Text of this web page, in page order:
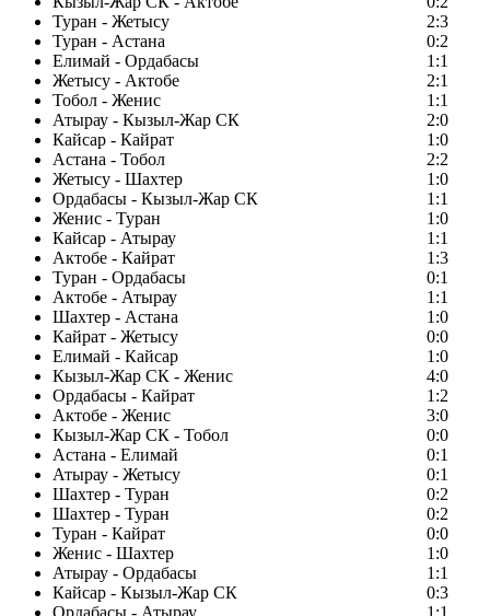
Туран - Жетысу
2:3
Туран - Астана
0:2
Елимай - Ордабасы
1:1
Жетысу - Актобе
2:1
Тобол - Женис
1:1
Атырау - Кызыл-Жар СК
2:0
Кайсар - Кайрат
1:0
Астана - Тобол
2:2
Жетысу - Шахтер
1:0
Ордабасы - Кызыл-Жар СК
1:1
Женис - Туран
1:0
Кайсар - Атырау
1:1
Актобе - Кайрат
1:3
Туран - Ордабасы
0:1
Актобе - Атырау
1:1
Шахтер - Астана
1:0
Кайрат - Жетысу
0:0
Елимай - Кайсар
1:0
Кызыл-Жар СК - Женис
4:0
Ордабасы - Кайрат
1:2
Актобе - Женис
3:0
Кызыл-Жар СК - Тобол
0:0
Астана - Елимай
0:1
Атырау - Жетысу
0:1
Шахтер - Туран
0:2
Шахтер - Туран
0:2
Туран - Кайрат
0:0
Женис - Шахтер
1:0
Атырау - Ордабасы
1:1
Кайсар - Кызыл-Жар СК
0:3